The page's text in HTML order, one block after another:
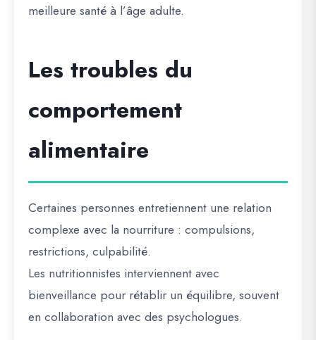
meilleure santé à l’âge adulte.
Les troubles du
comportement
alimentaire
Certaines personnes entretiennent une relation
complexe avec la nourriture : compulsions,
restrictions, culpabilité.
Les nutritionnistes interviennent avec
bienveillance pour rétablir un équilibre, souvent
en collaboration avec des psychologues.